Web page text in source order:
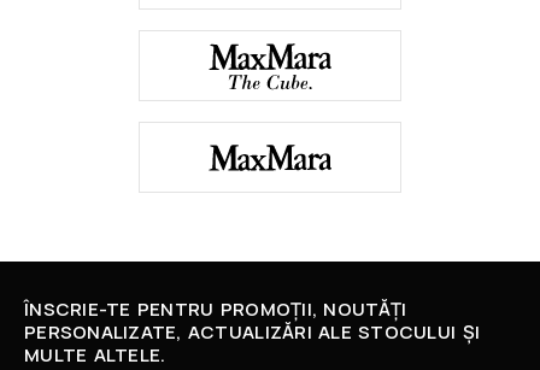
ÎNSCRIE-TE PENTRU PROMOȚII, NOUTĂȚI
PERSONALIZATE, ACTUALIZĂRI ALE STOCULUI ȘI
MULTE ALTELE.